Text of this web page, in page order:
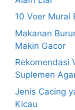
10 Voer Murai
Makanan
Makin Gacor
Rekomendasi
Suplemen
Jenis Cacing
Kicau